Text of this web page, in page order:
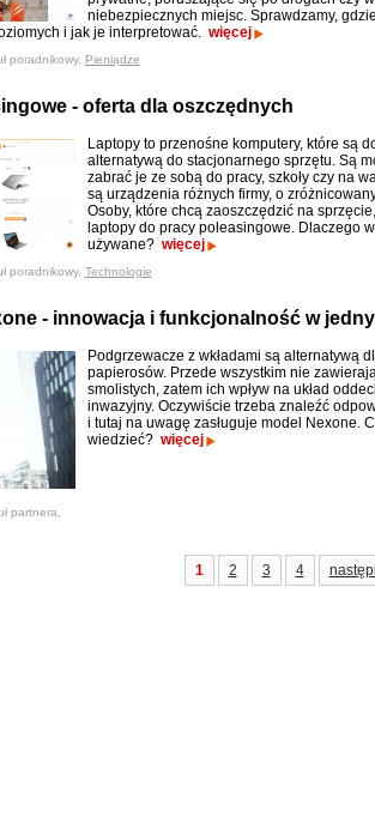
niebezpiecznych miejsc. Sprawdzamy,
i jak je interpretować. więcej
poradnikowy, Pieniądze
- oferta dla oszczędnych
Laptopy to przenośne komputery, które są
alternatywą do stacjonarnego sprzętu. Są
zabrać je ze sobą do pracy, szkoły czy na
są urządzenia różnych firmy, o
Osoby, które chcą zaoszczędzić na
laptopy do pracy poleasingowe. Dlaczego
używane? więcej
poradnikowy, Technologie
- innowacja i funkcjonalność w
Podgrzewacze z wkładami są alternatywą
papierosów. Przede wszystkim nie
smolistych, zatem ich wpływ na układ
inwazyjny. Oczywiście trzeba znaleźć
i tutaj na uwagę zasługuje model Nexone.
wiedzieć? więcej
partnera,
1 2 3 4